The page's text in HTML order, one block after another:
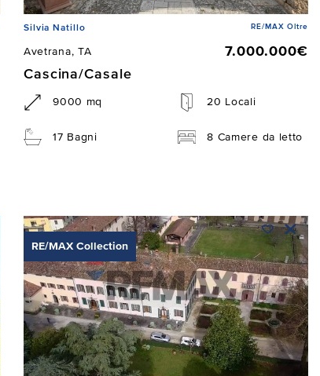
Silvia Natillo RE/MAX Oltre
Avetrana, TA
7.000.000€
Cascina/Casale
9000 mq 20 Locali
17 Bagni 8 Camere da letto
RE/MAX Collection